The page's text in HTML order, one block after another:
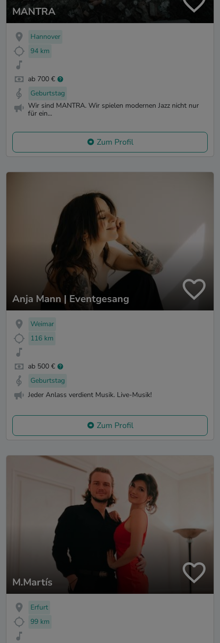
MANTRA
Hannover
94 km
ab 700 €
Geburtstag
Wir sind MANTRA. Wir spielen modernen Jazz nicht nur
für ein...
Zum Profil
Anja Mann | Eventgesang
Weimar
116 km
ab 500 €
Geburtstag
Jeder Anlass verdient Musik. Live-Musik!
Zum Profil
M.Martís
Erfurt
99 km